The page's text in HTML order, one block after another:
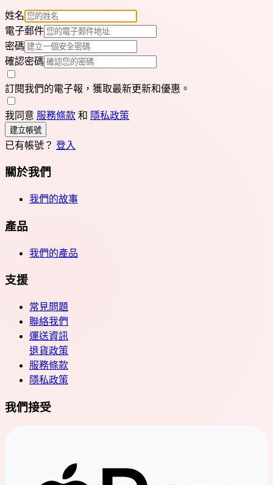
姓名
電子郵件
密碼
確認密碼
訂閱我們的電子報，獲取最新更新和優惠。
我同意 服務條款 和 隱私政策
建立帳號
已有帳號？ 登入
關於我們
我們的故事
產品
我們的產品
支援
常見問題
聯絡我們
運送資訊
退貨政策
服務條款
隱私政策
我們接受